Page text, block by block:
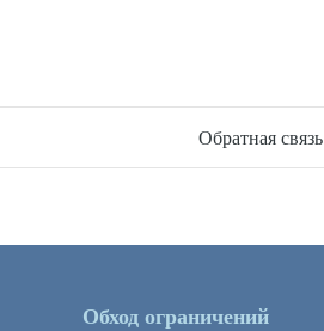
Обратная связь
Обход ограничений